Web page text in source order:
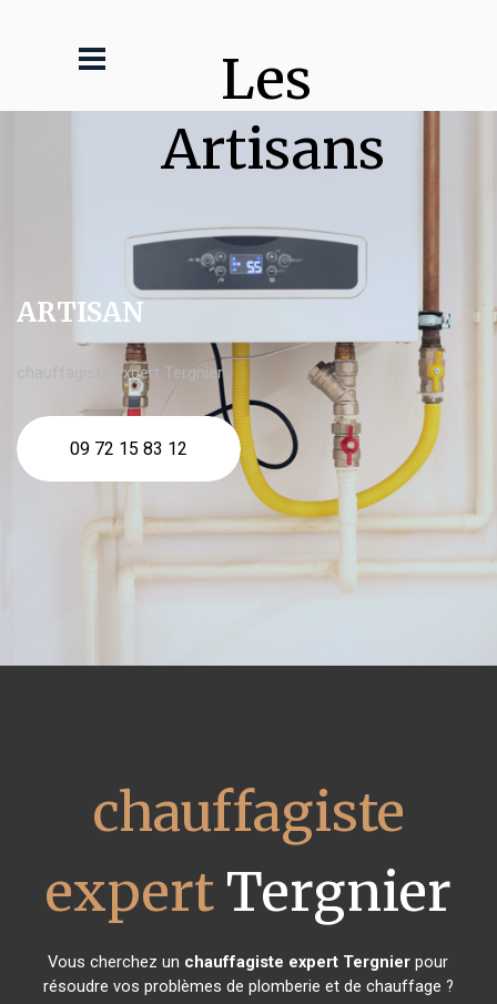
Les
Artisans
ARTISAN
chauffagiste expert Tergnier
09 72 15 83 12
chauffagiste
expertTergnier
Vous cherchez un chauffagiste expert Tergnier pour
résoudre vos problèmes de plomberie et de chauffage ?